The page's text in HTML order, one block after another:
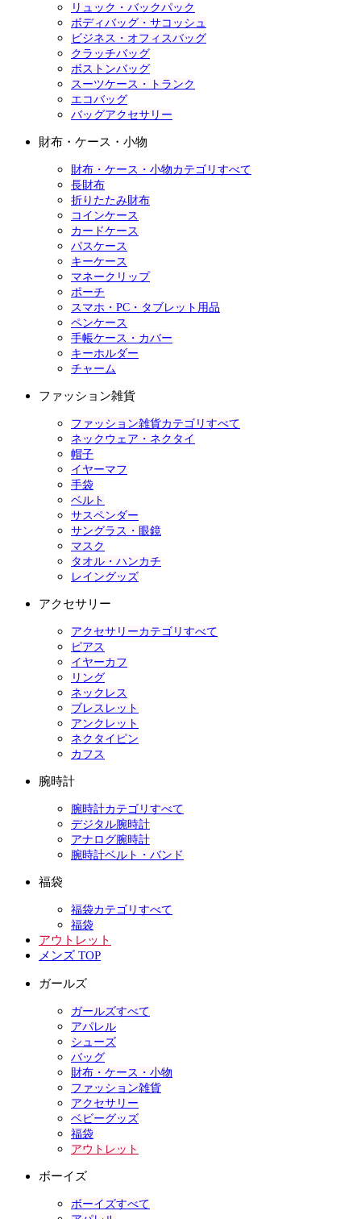
リュック・バックパック
ボディバッグ・サコッシュ
ビジネス・オフィスバッグ
クラッチバッグ
ボストンバッグ
スーツケース・トランク
エコバッグ
バッグアクセサリー
財布・ケース・小物
財布・ケース・小物カテゴリすべて
長財布
折りたたみ財布
コインケース
カードケース
パスケース
キーケース
マネークリップ
ポーチ
スマホ・PC・タブレット用品
ペンケース
手帳ケース・カバー
キーホルダー
チャーム
ファッション雑貨
ファッション雑貨カテゴリすべて
ネックウェア・ネクタイ
帽子
イヤーマフ
手袋
ベルト
サスペンダー
サングラス・眼鏡
マスク
タオル・ハンカチ
レイングッズ
アクセサリー
アクセサリーカテゴリすべて
ピアス
イヤーカフ
リング
ネックレス
ブレスレット
アンクレット
ネクタイピン
カフス
腕時計
腕時計カテゴリすべて
デジタル腕時計
アナログ腕時計
腕時計ベルト・バンド
福袋
福袋カテゴリすべて
福袋
アウトレット
メンズ TOP
ガールズ
ガールズすべて
アパレル
シューズ
バッグ
財布・ケース・小物
ファッション雑貨
アクセサリー
ベビーグッズ
福袋
アウトレット
ボーイズ
ボーイズすべて